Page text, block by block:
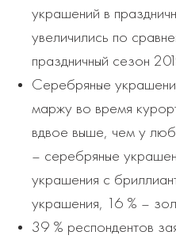
украшений в
увеличились по
праздничный сезон
Серебряные
маржу во время
вдвое выше, чем у
– серебряные
украшения с
украшения, 16 % –
39 % респондентов